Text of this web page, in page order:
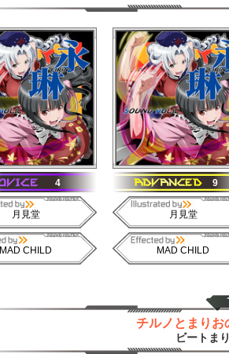
4
月見堂
MAD CHILD
9
月見堂
MAD CHILD
チルノとまりお
ビートま